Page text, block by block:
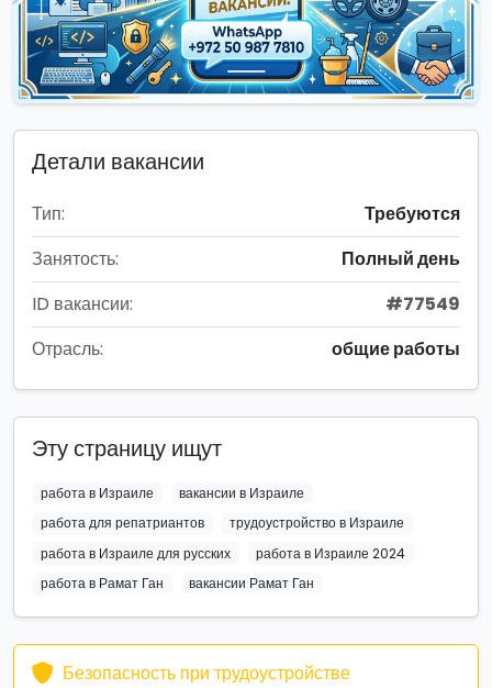
Детали вакансии
Тип:
Требуются
Занятость:
Полный день
ID вакансии:
#77549
Отрасль:
общие работы
Эту страницу ищут
работа в Израиле
вакансии в Израиле
работа для репатриантов
трудоустройство в Израиле
работа в Израиле для русских
работа в Израиле 2024
работа в Рамат Ган
вакансии Рамат Ган
Безопасность при трудоустройстве